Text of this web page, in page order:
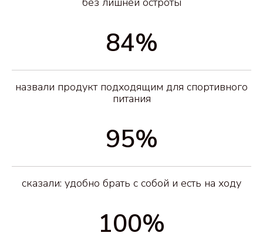
84%
назвали продукт подходящим для спортивного
питания
95%
сказали: удобно брать с собой и есть на ходу
100%